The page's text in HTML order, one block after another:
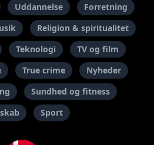
Uddannelse
Forretning
Religion & spiritualitet
Teknologi
TV og film
True crime
Nyheder
Sundhed og fitness
Sport